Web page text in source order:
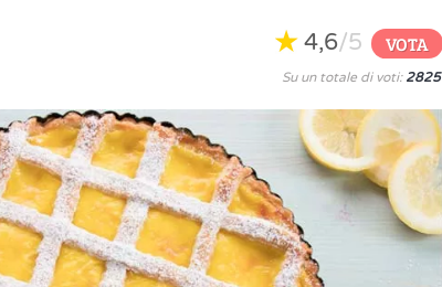
4,6/5 VOTA
Su un totale di voti: 2825